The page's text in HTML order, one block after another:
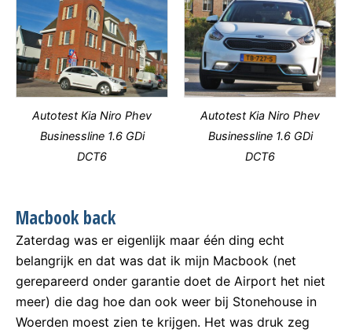
Autotest Kia Niro Phev
Businessline 1.6 GDi
DCT6
Autotest Kia Niro Phev
Businessline 1.6 GDi
DCT6
Macbook back
Zaterdag was er eigenlijk maar één ding echt
belangrijk en dat was dat ik mijn Macbook (net
gerepareerd onder garantie doet de Airport het niet
meer) die dag hoe dan ook weer bij Stonehouse in
Woerden moest zien te krijgen. Het was druk zeg